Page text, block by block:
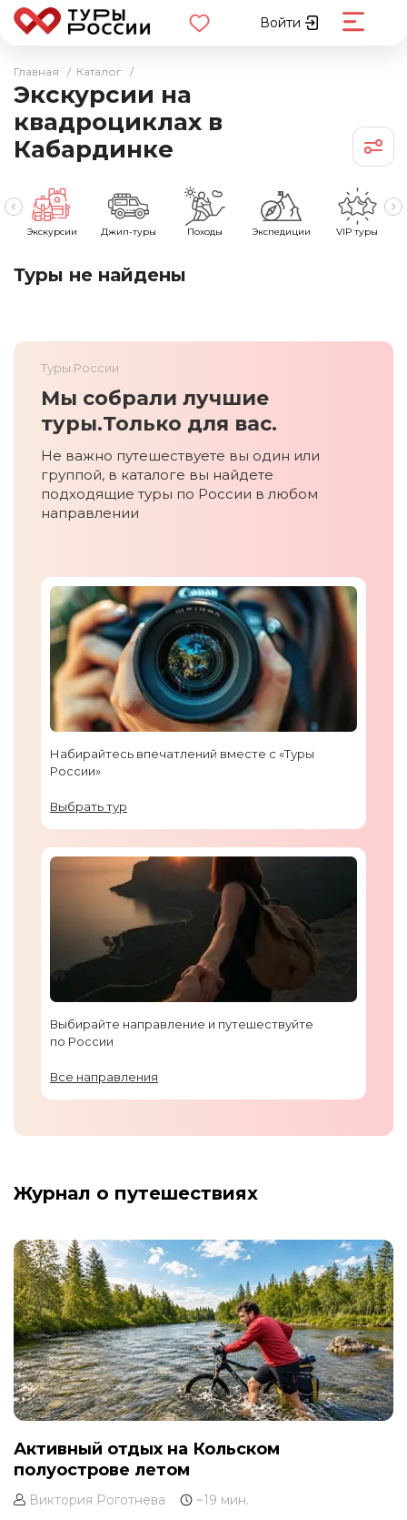
Войти
Главная / Каталог /
Экскурсии на
квадроциклах в
Кабардинке
Экскурсии Джип-туры Походы Экспедиции VIP туры
Туры не найдены
Туры России
Мы собрали лучшие
туры.Только для вас.
Не важно путешествуете вы один или
группой, в каталоге вы найдете
подходящие туры по России в любом
направлении
Набирайтесь впечатлений вместе с «Туры
России»
Выбрать тур
Выбирайте направление и путешествуйте
по России
Все направления
Журнал о путешествиях
Активный отдых на Кольском
полуострове летом
Виктория Роготнева ~19 мин.